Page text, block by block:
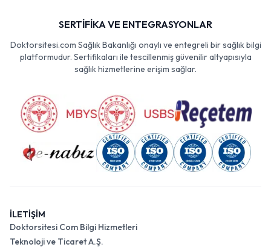
SERTİFİKA VE ENTEGRASYONLAR
Doktorsitesi.com Sağlık Bakanlığı onaylı ve entegreli bir sağlık bilgi
platformudur. Sertifikaları ile tescillenmiş güvenilir altyapısıyla
sağlık hizmetlerine erişim sağlar.
İLETİŞİM
Doktorsitesi Com Bilgi Hizmetleri
Teknoloji ve Ticaret A.Ş.